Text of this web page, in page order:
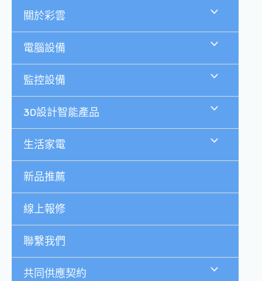
關於彩雲
電腦設備
監控設備
3D設計智能產品
生活家電
新品推薦
線上報修
聯繫我們
共同供應契約